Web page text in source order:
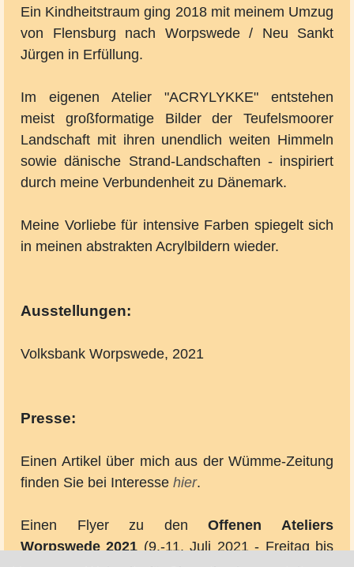
Ein Kindheitstraum ging 2018 mit meinem Umzug
von Flensburg nach Worpswede / Neu Sankt
Jürgen in Erfüllung.
Im eigenen Atelier "ACRYLYKKE" entstehen
meist großformatige Bilder der Teufelsmoorer
Landschaft mit ihren unendlich weiten Himmeln
sowie dänische Strand-Landschaften - inspiriert
durch meine Verbundenheit zu Dänemark.
Meine Vorliebe für intensive Farben spiegelt sich
in meinen abstrakten Acrylbildern wieder.
Ausstellungen:
Volksbank Worpswede, 2021
Presse:
Einen Artikel über mich aus der Wümme-Zeitung
finden Sie bei Interesse hier.
Einen Flyer zu denOffenen Ateliers
Worpswede 2021(9.-11. Juli 2021 - Freitag bis